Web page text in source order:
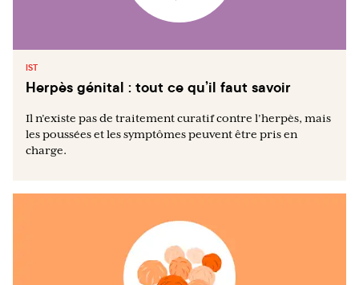
IST
Herpès génital : tout ce qu’il faut savoir
Il n’existe pas de traitement curatif contre l’herpès, mais
les poussées et les symptômes peuvent être pris en
charge.